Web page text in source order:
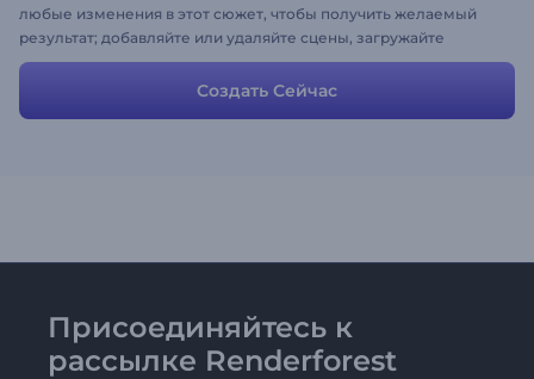
любые изменения в этот сюжет, чтобы получить желаемый
результат; добавляйте или удаляйте сцены, загружайте
музыку, изображения и меняйте тексты.
Создать Сейчас
Присоединяйтесь к
рассылке Renderforest